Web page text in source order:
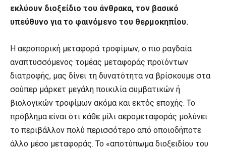
εκλύουν διοξείδιο του άνθρακα, τον βασικό
υπεύθυνο για το φαινόμενο του θερμοκηπίου.
Η αεροπορική μεταφορά τροφίμων, ο πιο ραγδαία
αναπτυσσόμενος τομέας μεταφοράς προϊόντων
διατροφής, μας δίνει τη δυνατότητα να βρίσκουμε στα
σούπερ μάρκετ μεγάλη ποικιλία συμβατικών ή
βιολογικών τροφίμων ακόμα και εκτός εποχής. Το
πρόβλημα είναι ότι κάθε μίλι αερομεταφοράς μολύνει
το περιβάλλον πολύ περισσότερο από οποιοδήποτε
άλλο μέσο μεταφοράς. Το «αποτύπωμα διοξειδίου του